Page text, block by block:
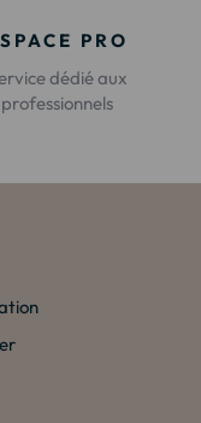
PRO
dédié aux
professionnels